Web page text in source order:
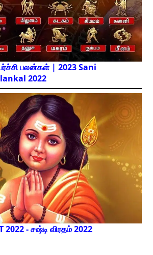
பலன்கள் | 2023 Sani
2022
2022 - சஷ்டி விரதம் 2022